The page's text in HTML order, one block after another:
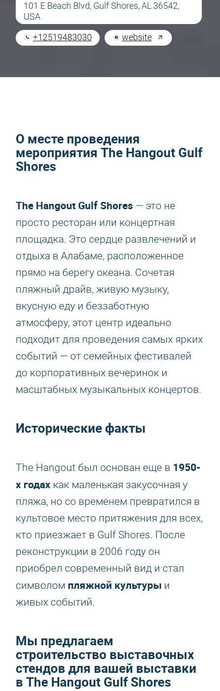
101 E Beach Blvd, Gulf Shores, AL 36542,
USA
+12519483030
website
О месте проведения
мероприятия The Hangout Gulf
Shores
The Hangout Gulf Shores — это не
просто ресторан или концертная
площадка. Это сердце развлечений и
отдыха в Алабаме, расположенное
прямо на берегу океана. Сочетая
пляжный драйв, живую музыку,
вкусную еду и беззаботную
атмосферу, этот центр идеально
подходит для проведения самых ярких
событий — от семейных фестивалей
до корпоративных вечеринок и
масштабных музыкальных концертов.
Исторические факты
The Hangout был основан еще в 1950-
х годах как маленькая закусочная у
пляжа, но со временем превратился в
культовое место притяжения для всех,
кто приезжает в Gulf Shores. После
реконструкции в 2006 году он
приобрел современный вид и стал
символом пляжной культуры и
живых событий.
Мы предлагаем
строительство выставочных
стендов для вашей выставки
в The Hangout Gulf Shores